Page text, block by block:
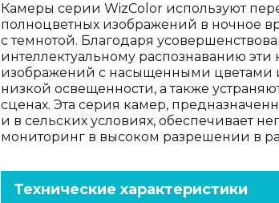
Камеры серии WizColor используют
полноцветных изображений в ночное
с темнотой. Благодаря
интеллектуальному распознаванию
изображений с насыщенными цветами
низкой освещенности, а также
сценах. Эта серия камер,
и в сельских условиях, обеспечивает
мониторинг в высоком разрешении в
Технические характеристики